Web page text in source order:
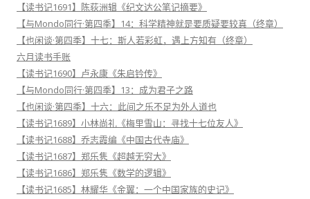
【读书记1691】陈荻洲辑《纪文达公笔记摘要》
【与Mondo同行·第四季】14：科学精神就是要质疑要较真（终章）
【也闲谈·第四季】十七：斯人若彩虹，遇上方知有（终章）
六月读书手账
【读书记1690】卢永康《朱启钤传》
【与Mondo同行·第四季】13：成为君子之路
【也闲谈·第四季】十六：此间之乐不足为外人道也
【读书记1689】小林尚礼《梅里雪山：寻找十七位友人》
【读书记1688】乔志霞编《中国古代寺庙》
【读书记1687】郑乐隽《超越无穷大》
【读书记1686】郑乐隽《数学的逻辑》
【读书记1685】林耀华《金翼：一个中国家族的史记》